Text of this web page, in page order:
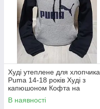
Худі утеплене для хлопчика
Puma 14-18 років Худі з
капюшоном Кофта на
підлітка з капюшоном
Турецька кофта
В наявності